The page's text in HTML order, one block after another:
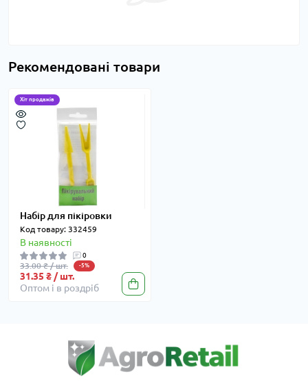
Рекомендовані товари
Хіт продажів
Набір для пікіровки
Код товару: 332459
В наявності
0
33.00 ₴ / шт. -5%
31.35 ₴ / шт.
Оптом і в роздріб